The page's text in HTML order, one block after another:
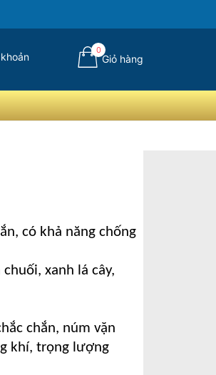
Giỏ hàng
0
có khả năng chống
xanh lá cây,
chắn, núm vặn
khí, trọng lượng